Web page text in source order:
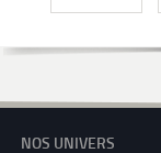
NOS UNIVERS